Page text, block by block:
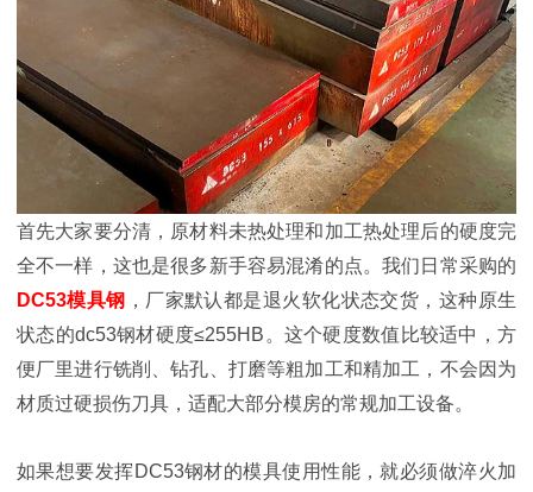
首先大家要分清，原材料未热处理和加工热处理后的硬度完
全不一样，这也是很多新手容易混淆的点。我们日常采购的
DC53模具钢 ，厂家默认都是退火软化状态交货，这种原生
状态的dc53钢材硬度≤255HB。这个硬度数值比较适中，方
便厂里进行铣削、钻孔、打磨等粗加工和精加工，不会因为
材质过硬损伤刀具，适配大部分模房的常规加工设备。
如果想要发挥DC53钢材的模具使用性能，就必须做淬火加